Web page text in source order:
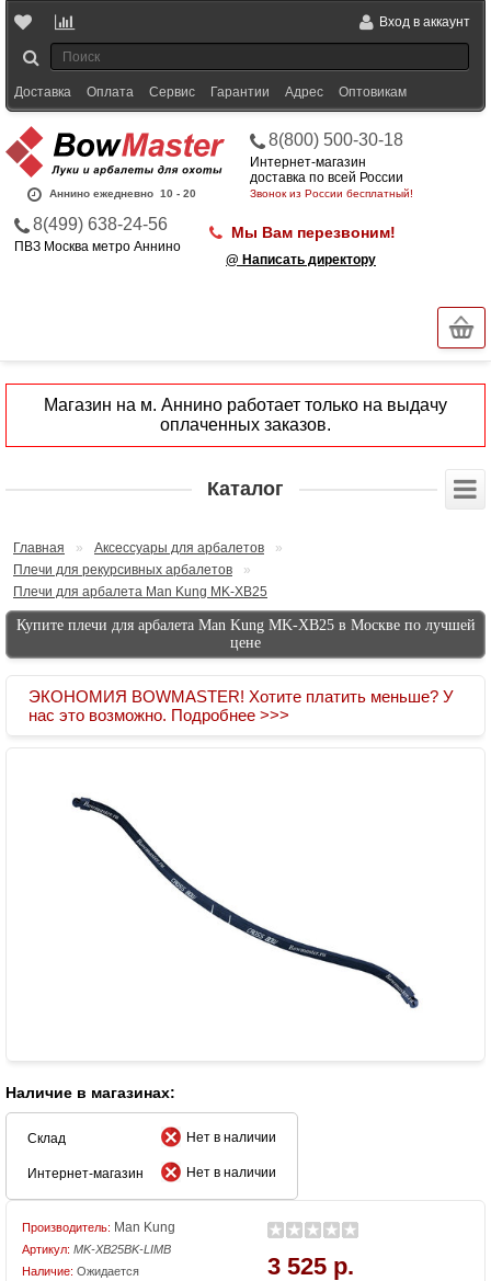
Вход в аккаунт
Доставка Оплата Сервис Гарантии Адрес Оптовикам
Аннино ежедневно 10 - 20
8(800) 500-30-18
Интернет-магазин
доставка по всей России
Звонок из России бесплатный!
8(499) 638-24-56
ПВЗ Москва метро Аннино
Мы Вам перезвоним!
@ Написать директору
Магазин на м. Аннино работает только на выдачу
оплаченных заказов.
Каталог
Главная » Аксессуары для арбалетов
»
Плечи для рекурсивных арбалетов
»
Плечи для арбалета Man Kung MK-XB25
Купите плечи для арбалета Man Kung MK-XB25 в Москве по лучшей
цене
ЭКОНОМИЯ BOWMASTER! Хотите платить меньше? У
нас это возможно. Подробнее >>>
Наличие в магазинах:
Склад Нет в наличии
Интернет-магазин Нет в наличии
Производитель: Man Kung
Артикул: MK-XB25BK-LIMB
Наличие: Ожидается 3 525 р.